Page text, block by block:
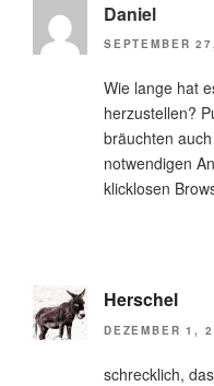
Daniel
SEPTEMBER
Wie lange hat
herzustellen?
bräuchten
notwendigen
klicklosen
Herschel
DEZEMBER 1,
schrecklich,